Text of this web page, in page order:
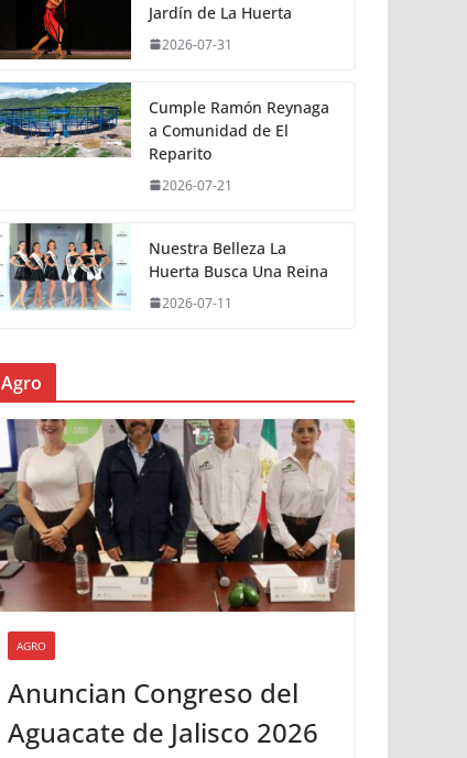
Jardín de La Huerta
2026-07-31
Cumple Ramón Reynaga
a Comunidad de El
Reparito
2026-07-21
Nuestra Belleza La
Huerta Busca Una Reina
2026-07-11
Agro
AGRO
Anuncian Congreso del
Aguacate de Jalisco 2026